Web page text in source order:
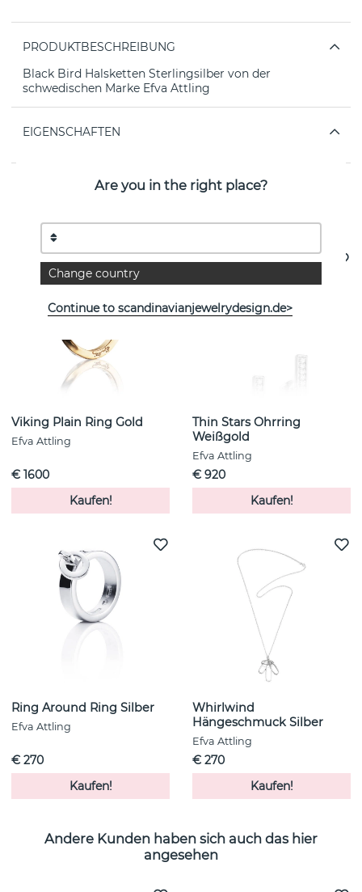
PRODUKTBESCHREIBUNG
Black Bird Halsketten Sterlingsilber von der
schwedischen Marke Efva Attling
EIGENSCHAFTEN
Viking Plain Ring Gold
Efva Attling
€ 1600
Kaufen!
Thin Stars Ohrring
Weißgold
Efva Attling
€ 920
Kaufen!
Ring Around Ring Silber
Efva Attling
€ 270
Kaufen!
Whirlwind
Hängeschmuck Silber
Efva Attling
€ 270
Kaufen!
Andere Kunden haben sich auch das hier
angesehen
Are you in the right place?
Change country
Continue to scandinavianjewelrydesign.de>